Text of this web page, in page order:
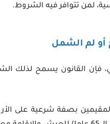
لمن تتوافر فيه الشروط.
أو لم الشمل
القانون يسمح لذلك
بصفة شرعية على